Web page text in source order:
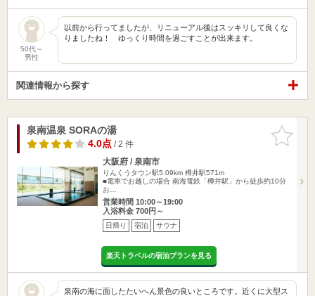
50代～
男性
以前から行ってましたが、リニューアル後はスッキリして良くな
りましたね！ ゆっくり時間を過ごすことが出来ます。
関連情報から探す
お気に入
りに追加
泉南温泉 SORAの湯
4.0点/ 2 件
大阪府 / 泉南市
りんくうタウン駅5.09km 樽井駅571m
■電車でお越しの場合 南海電鉄「樽井駅」から徒歩約10分
お…
営業時間 10:00～19:00
入浴料金 700円～
日帰り 宿泊 サウナ
楽天トラベルの宿泊プランを見る
泉南の海に面したたいへん景色の良いところです。近くに大型ス